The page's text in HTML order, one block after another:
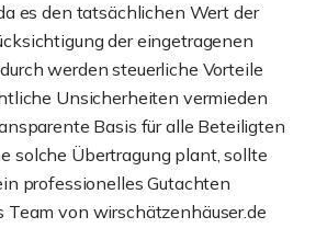
es den tatsächlichen Wert der
der eingetragenen
werden steuerliche Vorteile
Unsicherheiten vermieden
Basis für alle Beteiligten
solche Übertragung plant, sollte
professionelles Gutachten
Team von wirschätzenhäuser.de